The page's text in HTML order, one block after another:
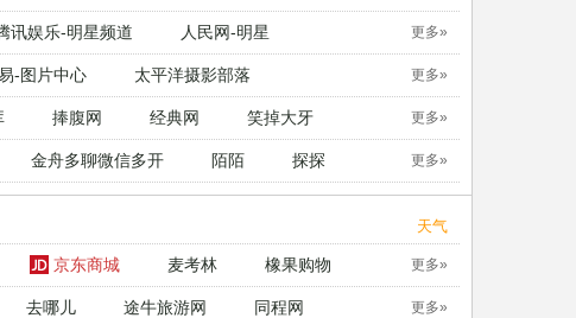
讯娱乐-明星频道 人民网-明星 更多»
-图片中心 太平洋摄影部落 更多»
捧腹网 经典网 笑掉大牙 更多»
金舟多聊微信多开 陌陌 探探 更多»
天气
京东商城 麦考林 橡果购物 更多»
去哪儿 途牛旅游网 同程网 更多»